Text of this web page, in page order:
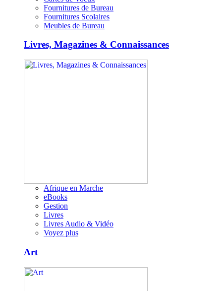
Fournitures de Bureau
Fournitures Scolaires
Meubles de Bureau
Livres, Magazines & Connaissances
Afrique en Marche
eBooks
Gestion
Livres
Livres Audio & Vidéo
Voyez plus
Art